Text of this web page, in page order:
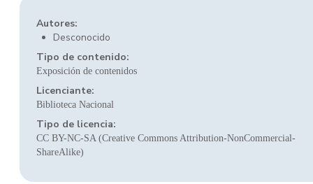
Autores:
Desconocido
Tipo de contenido:
Exposición de contenidos
Licenciante:
Biblioteca Nacional
Tipo de licencia:
CC BY-NC-SA (Creative Commons Attribution-NonCommercial-
ShareAlike)